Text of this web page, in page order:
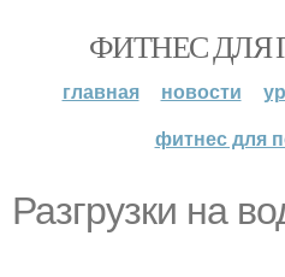
ФИТНЕС ДЛЯ
главная новости
фитнес для
Разгрузки на